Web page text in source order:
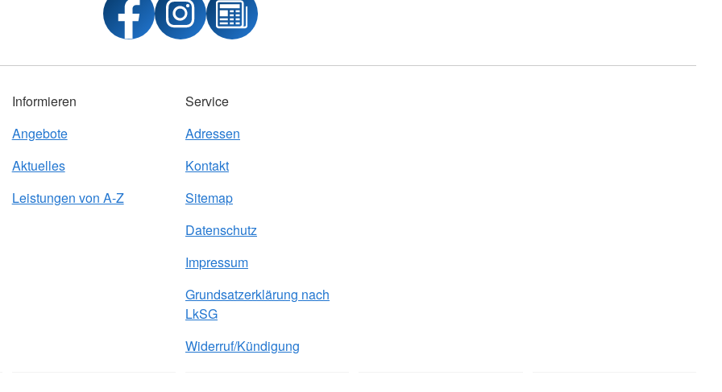
Informieren
Angebote
Aktuelles
Leistungen von A-Z
Service
Adressen
Kontakt
Sitemap
Datenschutz
Impressum
Grundsatzerklärung nach
LkSG
Widerruf/Kündigung